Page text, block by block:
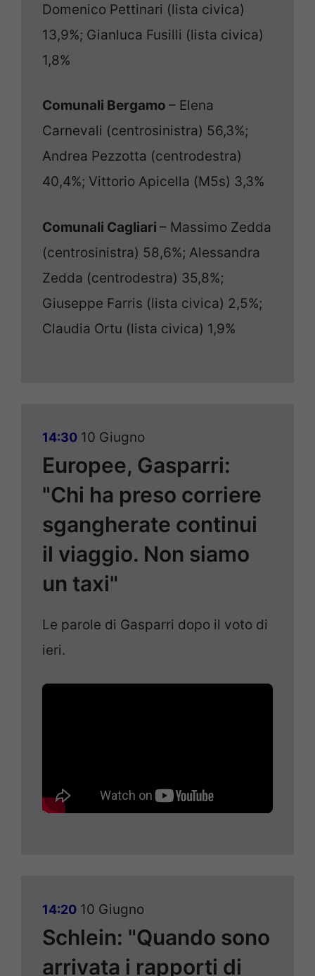
Domenico Pettinari (lista civica)
13,9%; Gianluca Fusilli (lista civica)
1,8%
Comunali Bergamo – Elena
Carnevali (centrosinistra) 56,3%;
Andrea Pezzotta (centrodestra)
40,4%; Vittorio Apicella (M5s) 3,3%
Comunali Cagliari – Massimo Zedda
(centrosinistra) 58,6%; Alessandra
Zedda (centrodestra) 35,8%;
Giuseppe Farris (lista civica) 2,5%;
Claudia Ortu (lista civica) 1,9%
14:30 10 Giugno
Europee, Gasparri:
"Chi ha preso corriere
sgangherate continui
il viaggio. Non siamo
un taxi"
Le parole di Gasparri dopo il voto di
ieri.
14:20 10 Giugno
Schlein: "Quando sono
arrivata i rapporti di